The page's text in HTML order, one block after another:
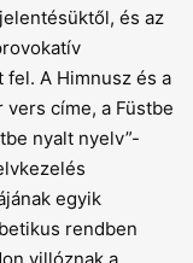
és az
A Himnusz és a
címe, a Füstbe
nyalt nyelv”-
egyik
rendben